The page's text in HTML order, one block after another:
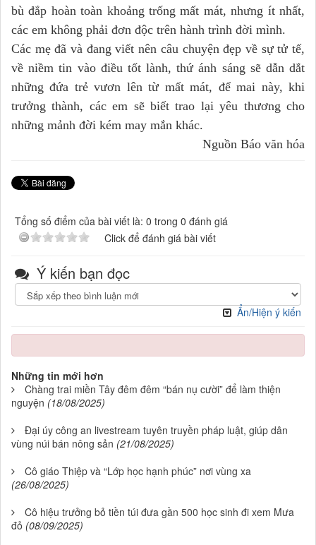
bù đắp hoàn toàn khoảng trống mất mát, nhưng ít nhất,
các em không phải đơn độc trên hành trình đời mình.
Các mẹ đã và đang viết nên câu chuyện đẹp về sự tử tế,
về niềm tin vào điều tốt lành, thứ ánh sáng sẽ dẫn dắt
những đứa trẻ vươn lên từ mất mát, để mai này, khi
trưởng thành, các em sẽ biết trao lại yêu thương cho
những mảnh đời kém may mắn khác.
Nguồn Báo văn hóa
Tổng số điểm của bài viết là: 0 trong 0 đánh giá
Click để đánh giá bài viết
Ý kiến bạn đọc
Ẩn/Hiện ý kiến
Những tin mới hơn
Chàng trai miền Tây đêm đêm “bán nụ cười” để làm thiện
nguyện (18/08/2025)
Đại úy công an livestream tuyên truyền pháp luật, giúp dân
vùng núi bán nông sản (21/08/2025)
Cô giáo Thiệp và “Lớp học hạnh phúc” nơi vùng xa
(26/08/2025)
Cô hiệu trưởng bỏ tiền túi đưa gần 500 học sinh đi xem Mưa
đỏ (08/09/2025)